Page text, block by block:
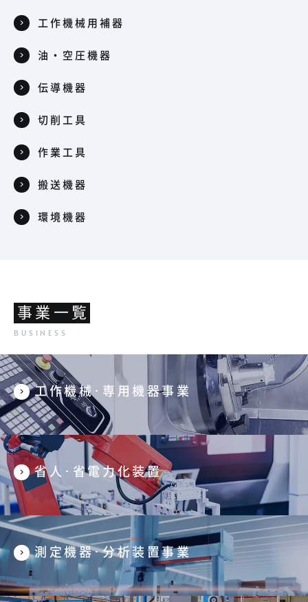
工作機械用補器
油・空圧機器
伝導機器
切削工具
作業工具
搬送機器
環境機器
事業一覧
工作機械･専用機器事業
省人･省電力化装置
測定機器･分析装置事業